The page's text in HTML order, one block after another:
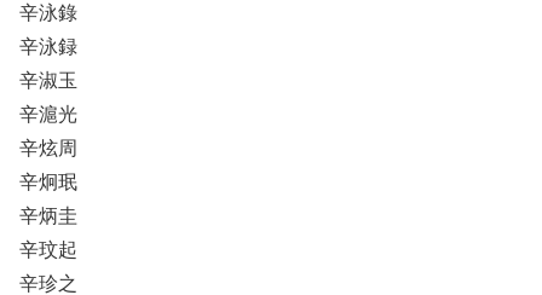
辛泳錄
辛泳録
辛淑玉
辛滬光
辛炫周
辛炯珉
辛炳圭
辛玟起
辛珍之